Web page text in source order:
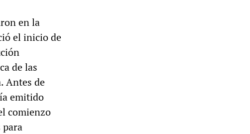
en la
el inicio de
de las
Antes de
emitido
comienzo
para